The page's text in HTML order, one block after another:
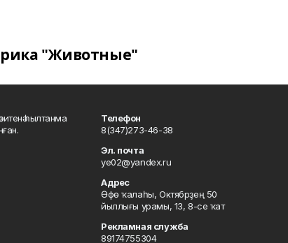
"Животные"
һылтанма
Телефон
8(347)273-46-38
Эл. почта
ye02@yandex.ru
Адрес
Өфө ҡалаһы, Октябрҙең 50
йыллығы урамы, 13, 8-се ҡат
Рекламная служба
89174755304